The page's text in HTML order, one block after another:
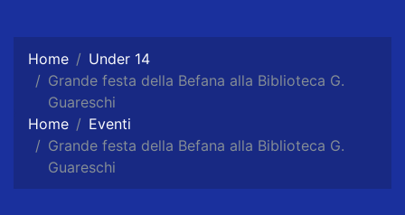
Home
Under 14
Grande festa della Befana alla Biblioteca G.
Guareschi
Home
Eventi
Grande festa della Befana alla Biblioteca G.
Guareschi